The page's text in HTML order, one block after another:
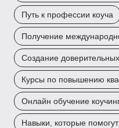
Путь к профессии коуча
Получение
Создание
Курсы по повышению
Онлайн обучение
Навыки, которые помогут